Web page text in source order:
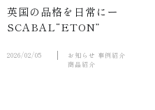
英国の品格を日常にー
SCABAL“ETON”
2026/02/05 お知らせ 事例紹介
商品紹介